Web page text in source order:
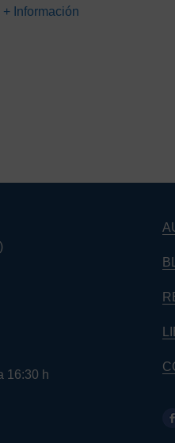
+ Información
16:30 h